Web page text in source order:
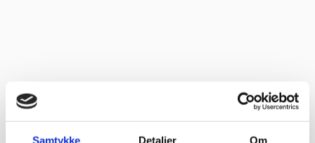
Samtykke Detaljer Om